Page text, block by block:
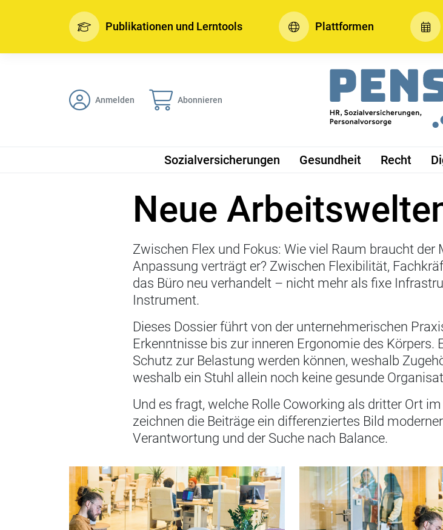
Publikationen und Lerntools Plattformen
Anmelden Abonnieren
Sozialversicherungen Gesundheit Recht
Neue
Zwischen Flex und Fokus: Wie viel Raum braucht der
Anpassung verträgt er? Zwischen Flexibilität,
das Büro neu verhandelt – nicht mehr als fixe
Instrument.
Dieses Dossier führt von der unternehmerischen
Erkenntnisse bis zur inneren Ergonomie des
Schutz zur Belastung werden können, weshalb
weshalb ein Stuhl allein noch keine gesunde
Und es fragt, welche Rolle Coworking als dritter Ort
zeichnen die Beiträge ein differenziertes Bild
Verantwortung und der Suche nach Balance.